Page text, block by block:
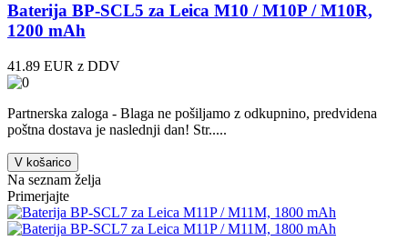
Baterija BP-SCL5 za Leica M10 / M10P / M10R,
1200 mAh
41.89 EUR z DDV
Partnerska zaloga - Blaga ne pošiljamo z odkupnino, predvidena
poštna dostava je naslednji dan! Str.....
V košarico
Na seznam želja
Primerjajte